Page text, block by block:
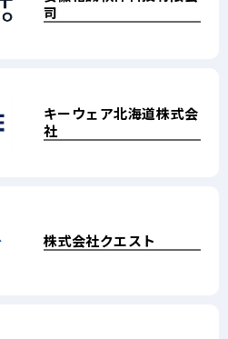
司
キーウェア北海道株式会
社
株式会社クエスト
恩梯梯数据（中国）信息
技術有限公司
大連信維科技有限公司
株式会社 ＮＴＴデータフ
ロンティア
ベース株式会社